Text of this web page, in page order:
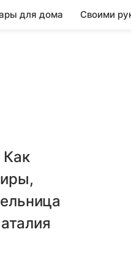
для дома Своими
Как